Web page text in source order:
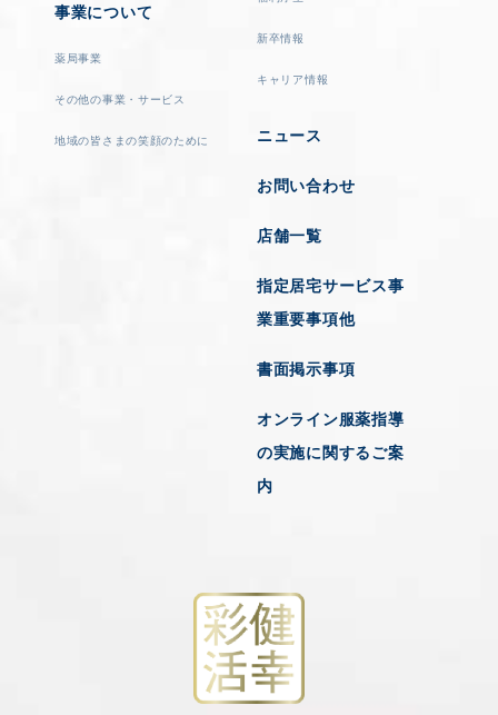
事業について
薬局事業
その他の事業・サービス
地域の皆さまの笑顔のために
新卒情報
キャリア情報
ニュース
お問い合わせ
店舗一覧
指定居宅サービス事
業重要事項他
書面掲示事項
オンライン服薬指導
の実施に関するご案
内